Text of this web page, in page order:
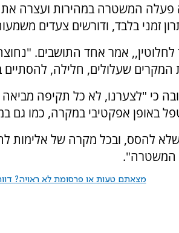
המשטרה במהירות ועצרה את
זמני בלבד, ודורשים צעדים
אמר אחד התושבים.
שעלולים, חלילה,
כי "לצערנו, לא כל תקיפה מביאה
באופן אפקטיבי במקרה, כמו גם
להסס, ובכל מקרה של אלימות
המשטרה".
מצאתם טעות או פרסומת לא ראויה?